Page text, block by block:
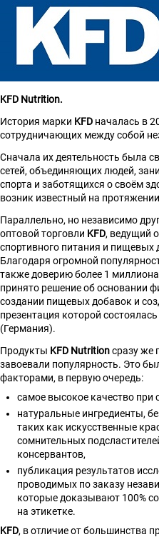
KFD Nutrition.
История марки KFD началась в
сотрудничающих между собой
Сначала их деятельность была
сетей, объединяющих людей,
спорта и заботящихся о своём
возник известный на
Параллельно, но независимо
оптовой торговли KFD, ведущий
спортивного питания и пищевых
Благодаря огромной
также доверию более 1
принято решение об основании
создании пищевых добавок и
презентация которой
(Германия).
Продукты KFD Nutritionсразу же
завоевали популярность. Это
факторами, в первую очередь:
самое высокое качество при
натуральные ингредиенты,
таких как искусственные
сомнительных
консервантов,
публикация результатов
проводимых по заказу
которые доказывают 100%
на этикетке.
KFD, в отличие от большинства